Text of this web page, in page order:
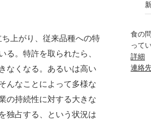
上がり、従来品種への特
る。特許を取られたら、
なくなる。あるいは高い
んなことによって多様な
の持続性に対する大きな
独占する、という状況は
食の
って
詳細
連絡